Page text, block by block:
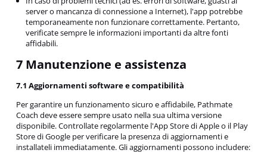
server o mancanza di connessione a Internet), l'app potrebbe
temporaneamente non funzionare correttamente. Pertanto,
verificate sempre le informazioni importanti da altre fonti
affidabili.
7 Manutenzione e assistenza
7.1 Aggiornamenti software e compatibilità
Per garantire un funzionamento sicuro e affidabile, Pathmate
Coach deve essere sempre usato nella sua ultima versione
disponibile. Controllate regolarmente l'App Store di Apple o il Play
Store di Google per verificare la presenza di aggiornamenti e
installateli immediatamente. Gli aggiornamenti possono includere: